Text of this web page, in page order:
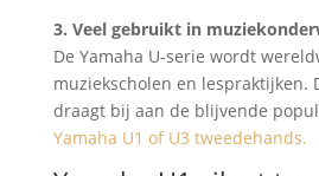
3. Veel gebruikt in
De Yamaha U-serie wordt
muziekscholen en lespraktijken.
draagt bij aan de blijvende
Yamaha U1 of U3 tweedehands.